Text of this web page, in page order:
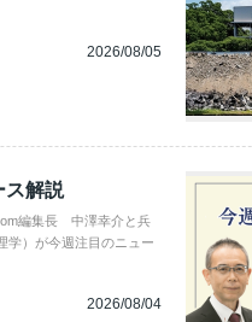
2026/08/05
ス解説
編集長 中澤幸介と兵
）が今週注目のニュー
2026/08/04